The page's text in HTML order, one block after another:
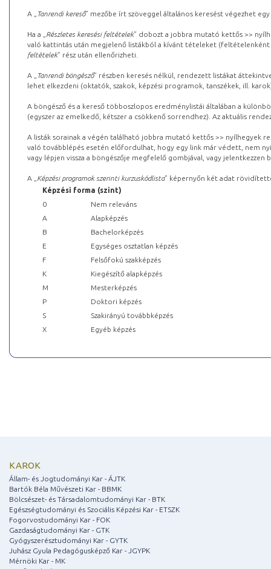
A „ Tanrendi kereső” mezőbe írt szöveggel általános keresést végezhet
Ha a „ Részletes keresési feltételek” dobozt a jobbra mutató kettős >>
való kattintás után megjelenő listákból a kívánt tételeket (feltételenként
feltételek” rész után ellenőrizheti.
A „ Tanrendi böngésző” részben keresés nélkül, rendezett listákat
lehet elkezdeni (oktatók, szakok, képzési programok, tanszékek, ill.
A böngésző és a kereső többoszlopos eredménylistái általában a
(egyszer az emelkedő, kétszer a csökkenő sorrendhez). Az aktuális
A listák sorainak a végén található jobbra mutató kettős >> nyílhegyek
való továbblépés esetén előfordulhat, hogy egy link már védett, nem
vagy lépjen vissza a böngészője megfelelő gombjával, vagy
A „ Képzési programok szerinti kurzuskódlista” képernyőn két adat
Képzési forma (szint)
0
Nem releváns
A
Alapképzés
B
Bachelorképzés
E
Egységes osztatlan képzés
F
Felsőfokú szakképzés
K
Kiegészítő alapképzés
M
Mesterképzés
P
Doktori képzés
S
Szakirányú továbbképzés
X
Egyéb képzés
KAROK
Állam- és Jogtudományi Kar - ÁJTK
Bartók Béla Művészeti Kar - BBMK
Bölcsészet- és Társadalomtudományi Kar - BTK
Egészségtudományi és Szociális Képzési Kar - ETSZK
Fogorvostudományi Kar - FOK
Gazdaságtudományi Kar - GTK
Gyógyszerésztudományi Kar - GYTK
Juhász Gyula Pedagógusképző Kar - JGYPK
Mérnöki Kar - MK